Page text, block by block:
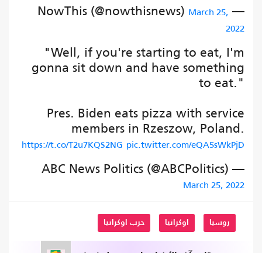
— NowThis (@nowthisnews)
March 25,
2022
"Well, if you're starting to eat, I'm
gonna sit down and have something
to eat."
Pres. Biden eats pizza with service
members in Rzeszow, Poland.
https://t.co/T2u7KQS2NG pic.twitter.com/eQA5sWkPjD
— ABC News Politics (@ABCPolitics)
March 25, 2022
روسيا اوكرانيا حرب اوكرانيا